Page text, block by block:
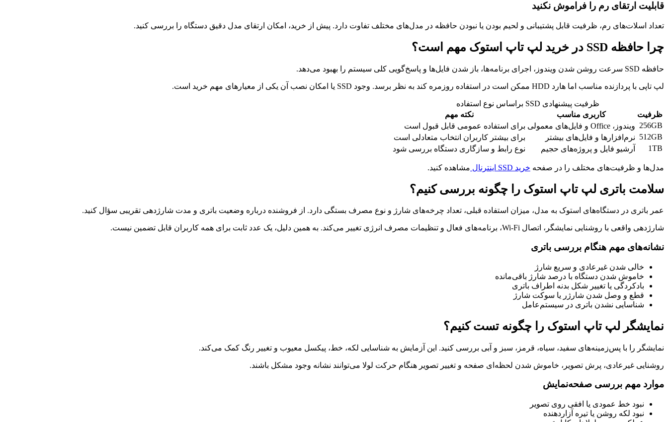
قابلیت ارتقای رم را فراموش نکنید
تعداد اسلات‌های رم، ظرفیت قابل پشتیبانی و لحیم بودن یا نبودن حافظه در مدل‌های مختلف تفاوت دارد. پیش از خرید، امکان ارتقای مدل دقیق دستگاه را بررسی کنید.
چرا حافظه SSD در خرید لپ تاپ استوک مهم است؟
حافظه SSD سرعت روشن شدن ویندوز، اجرای برنامه‌ها، باز شدن فایل‌ها و پاسخ‌گویی کلی سیستم را بهبود می‌دهد.
لپ تاپی با پردازنده مناسب اما هارد HDD ممکن است در استفاده روزمره کند به نظر برسد. وجود SSD یا امکان نصب آن یکی از معیارهای مهم خرید است.
ظرفیت پیشنهادی SSD براساس نوع استفاده
ظرفیت
کاربری مناسب
نکته مهم
256GB ویندوز، Office و فایل‌های معمولی
برای استفاده عمومی قابل قبول است
512GB نرم‌افزارها و فایل‌های بیشتر
برای بیشتر کاربران انتخاب متعادلی است
1TB
آرشیو فایل و پروژه‌های حجیم نوع رابط و سازگاری دستگاه بررسی شود
مدل‌ها و ظرفیت‌های مختلف را در صفحه خرید SSD اینترنال مشاهده کنید.
سلامت باتری لپ تاپ استوک را چگونه بررسی کنیم؟
عمر باتری در دستگاه‌های استوک به مدل، میزان استفاده قبلی، تعداد چرخه‌های شارژ و نوع مصرف بستگی دارد. از فروشنده درباره وضعیت باتری و مدت شارژدهی تقریبی سؤال کنید.
شارژدهی واقعی با روشنایی نمایشگر، اتصال Wi-Fi، برنامه‌های فعال و تنظیمات مصرف انرژی تغییر می‌کند. به همین دلیل، یک عدد ثابت برای همه کاربران قابل تضمین نیست.
نشانه‌های مهم هنگام بررسی باتری
خالی شدن غیرعادی و سریع شارژ
خاموش شدن دستگاه با درصد شارژ باقی‌مانده
بادکردگی یا تغییر شکل بدنه اطراف باتری
قطع و وصل شدن شارژر یا سوکت شارژ
شناسایی نشدن باتری در سیستم‌عامل
نمایشگر لپ تاپ استوک را چگونه تست کنیم؟
نمایشگر را با پس‌زمینه‌های سفید، سیاه، قرمز، سبز و آبی بررسی کنید. این آزمایش به شناسایی لکه، خط، پیکسل معیوب و تغییر رنگ کمک می‌کند.
روشنایی غیرعادی، پرش تصویر، خاموش شدن لحظه‌ای صفحه و تغییر تصویر هنگام حرکت لولا می‌توانند نشانه وجود مشکل باشند.
موارد مهم بررسی صفحه‌نمایش
نبود خط عمودی یا افقی روی تصویر
نبود لکه روشن یا تیره آزاردهنده